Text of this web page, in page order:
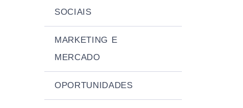
SOCIAIS
MARKETING E
MERCADO
OPORTUNIDADES